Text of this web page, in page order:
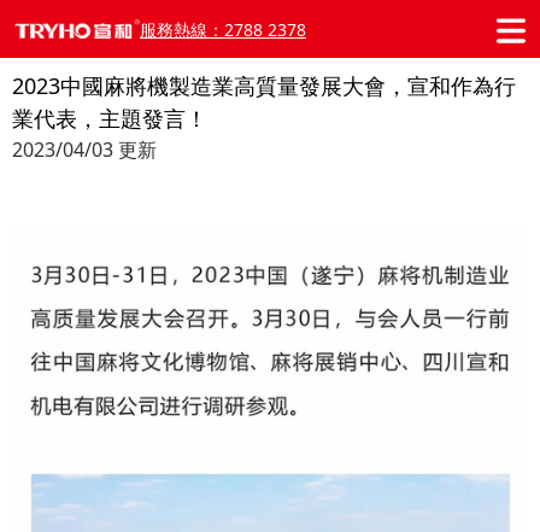
服務熱線：2788 2378
2023中國麻將機製造業高質量發展大會，宣和作為行
業代表，主題發言！
2023/04/03 更新